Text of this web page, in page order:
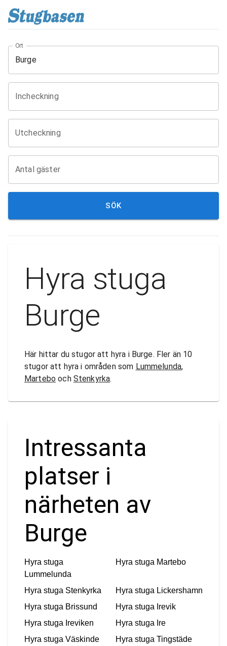
Ort
Incheckning
Utcheckning
Antal gäster
SÖK
Hyra stuga
Burge
Här hittar du stugor att hyra i Burge. Fler än 10
stugor att hyra i områden som Lummelunda,
Martebo och Stenkyrka.
Intressanta
platser i
närheten av
Burge
Hyra stuga
Lummelunda
Hyra stuga Martebo
Hyra stuga Stenkyrka Hyra stuga Lickershamn
Hyra stuga Brissund Hyra stuga Irevik
Hyra stuga Ireviken Hyra stuga Ire
Hyra stuga Väskinde Hyra stuga Tingstäde